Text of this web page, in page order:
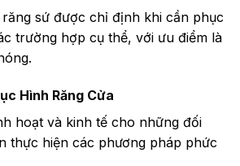
sứ được chỉ định khi cần phục
trường hợp cụ thể, với ưu điểm là
Hình Răng Cửa
hoạt và kinh tế cho những đối
thực hiện các phương pháp phức